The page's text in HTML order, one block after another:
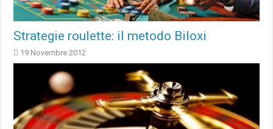
Strategie roulette: il metodo Biloxi
19 Novembre 2012